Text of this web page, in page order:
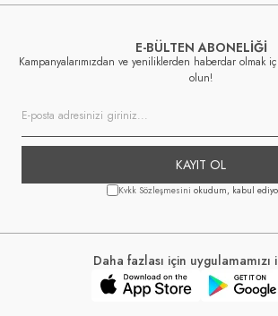
E-BÜLTEN ABONELİĞİ
Kampanyalarımızdan ve yeniliklerden haberdar olmak
olun!
KAYIT OL
Kvkk Sözleşmesini okudum, kabul
Daha fazlası için uygulamamızı